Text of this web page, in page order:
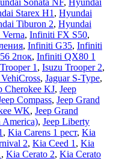
Starex H1 , Hyundai
Tiburon 2, Hyundai
, Infiniti FX S50,
, Infiniti G35, Infiniti
2пок, Infiniti QX80 1
1 , Isuzu Trooper 2,
, Jaguar S-Type,
Cherokee KJ, Jeep
Compass, Jeep Grand
WK, Jeep Grand
America), Jeep Liberty
, Kia Carens 1 рест, Kia
2, Kia Ceed 1 , Kia
, Kia Cerato 2, Kia Cerato